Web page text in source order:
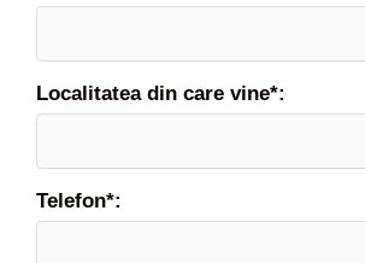
Localitatea din care vine*:
Telefon*: